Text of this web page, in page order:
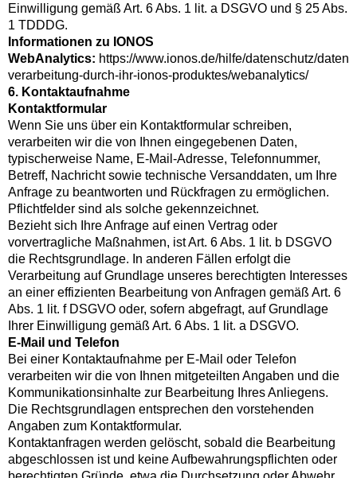
Einwilligung gemäß Art. 6 Abs. 1 lit. a DSGVO und § 25 Abs.
1 TDDDG.
Informationen zu IONOS
WebAnalytics: https://www.ionos.de/hilfe/datenschutz/daten
verarbeitung-durch-ihr-ionos-produktes/webanalytics/
6. Kontaktaufnahme
Kontaktformular
Wenn Sie uns über ein Kontaktformular schreiben,
verarbeiten wir die von Ihnen eingegebenen Daten,
typischerweise Name, E-Mail-Adresse, Telefonnummer,
Betreff, Nachricht sowie technische Versanddaten, um Ihre
Anfrage zu beantworten und Rückfragen zu ermöglichen.
Pflichtfelder sind als solche gekennzeichnet.
Bezieht sich Ihre Anfrage auf einen Vertrag oder
vorvertragliche Maßnahmen, ist Art. 6 Abs. 1 lit. b DSGVO
die Rechtsgrundlage. In anderen Fällen erfolgt die
Verarbeitung auf Grundlage unseres berechtigten Interesses
an einer effizienten Bearbeitung von Anfragen gemäß Art. 6
Abs. 1 lit. f DSGVO oder, sofern abgefragt, auf Grundlage
Ihrer Einwilligung gemäß Art. 6 Abs. 1 lit. a DSGVO.
E-Mail und Telefon
Bei einer Kontaktaufnahme per E-Mail oder Telefon
verarbeiten wir die von Ihnen mitgeteilten Angaben und die
Kommunikationsinhalte zur Bearbeitung Ihres Anliegens.
Die Rechtsgrundlagen entsprechen den vorstehenden
Angaben zum Kontaktformular.
Kontaktanfragen werden gelöscht, sobald die Bearbeitung
abgeschlossen ist und keine Aufbewahrungspflichten oder